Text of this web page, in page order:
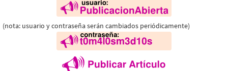
(nota: usuario y contraseña serán cambiados periódicamente)